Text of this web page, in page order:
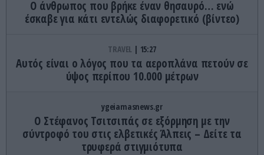
Ο άνθρωπος που βρήκε έναν θησαυρό… ενώ
έσκαβε για κάτι εντελώς διαφορετικό (βίντεο)
TRAVEL 15:27
Αυτός είναι ο λόγος που τα αεροπλάνα πετούν σε
ύψος περίπου 10.000 μέτρων
ygeiamasnews.gr
Ο Στέφανος Τσιτσιπάς σε εξόρμηση με την
σύντροφό του στις ελβετικές Άλπεις – Δείτε τα
τρυφερά στιγμιότυπα